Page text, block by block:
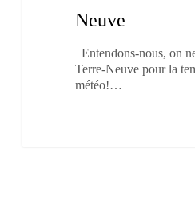
Neuve
Entendons-nous, on
Terre-Neuve pour la
météo!…